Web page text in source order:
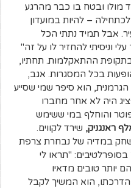
מולו ובטח בו כבר מהרגע
– להיות במועדון
אבל תמיד נתתי הכל
וניסיתי להחזיר לו על זה"
ההתאקלמות. תחתיו,
הרשית שלושה שערים ב-53 הופעות בכל המסגרות. אגב,
הוא סיפר שמי שסייע
היה לא אחר מחברו
והוחלף במי ששימש
ראנגניק, שירד לקווים.
במדיה של נבחרת צרפת
בסופרלטיבים: "תראו לי
יותר טובים מדאיו
הוא המשיך לקבל